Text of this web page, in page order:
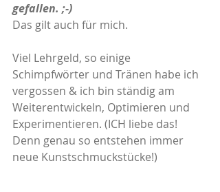
gefallen. ;-)
Das gilt auch für mich.
Viel Lehrgeld, so einige
Schimpfwörter und Tränen habe ich
vergossen & ich bin ständig am
Weiterentwickeln, Optimieren und
Experimentieren. (ICH liebe das!
Denn genau so entstehen immer
neue Kunstschmuckstücke!)